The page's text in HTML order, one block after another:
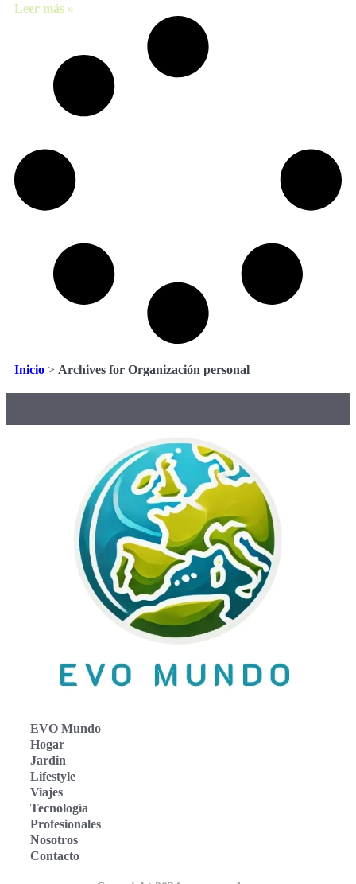
Leer más »
Inicio > Archives for Organización personal
EVO Mundo
Hogar
Jardin
Lifestyle
Viajes
Tecnología
Profesionales
Nosotros
Contacto